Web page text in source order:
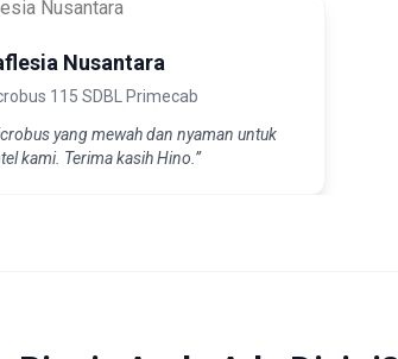
Nusantara
115 SDBL Primecab
yang mewah dan nyaman untuk
kami. Terima kasih Hino.”